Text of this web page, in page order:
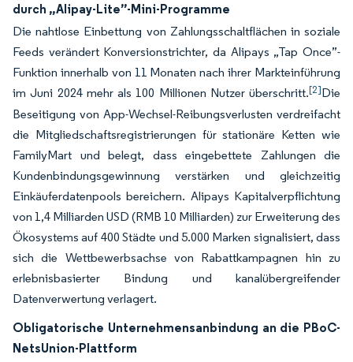
durch „Alipay-Lite”-Mini-Programme
Die nahtlose Einbettung von Zahlungsschaltflächen in soziale
Feeds verändert Konversionstrichter, da Alipays „Tap Once”-
Funktion innerhalb von 11 Monaten nach ihrer Markteinführung
im Juni 2024 mehr als 100 Millionen Nutzer überschritt.[2]Die
Beseitigung von App-Wechsel-Reibungsverlusten verdreifacht
die Mitgliedschaftsregistrierungen für stationäre Ketten wie
FamilyMart und belegt, dass eingebettete Zahlungen die
Kundenbindungsgewinnung verstärken und gleichzeitig
Einkäuferdatenpools bereichern. Alipays Kapitalverpflichtung
von 1,4 Milliarden USD (RMB 10 Milliarden) zur Erweiterung des
Ökosystems auf 400 Städte und 5.000 Marken signalisiert, dass
sich die Wettbewerbsachse von Rabattkampagnen hin zu
erlebnisbasierter Bindung und kanalübergreifender
Datenverwertung verlagert.
Obligatorische Unternehmensanbindung an die PBoC-
NetsUnion-Plattform